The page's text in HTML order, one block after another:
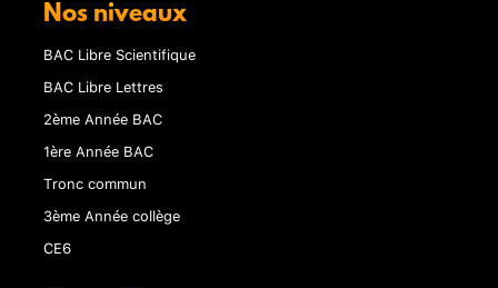
Nos niveaux
BAC Libre Scientifique
BAC Libre Lettres
2ème Année BAC
1ère Année BAC
Tronc commun
3ème Année collège
CE6